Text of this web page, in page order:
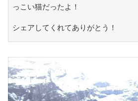
っこい猫だったよ！
シェアしてくれてありがとう！